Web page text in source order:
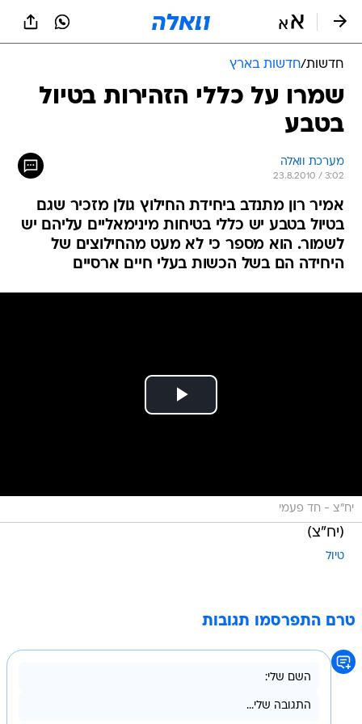
חדשות/חדשות בארץ
שמרו על כללי הזהירות בטיול
בטבע
מערכת וואלה
23.8.2010 / 3:02
אמיר רון מתנדב ביחידת החילוץ גולן מזכיר שגם
בטיול בטבע יש כללי בטיחות מינימאליים עליהם יש
לשמור. הוא מספר כי לא מעט מהחילוצים של
היחידה הם בשל הכשות בעלי חיים ארסיים
יח"צ - חד פעמי
(יח"צ)
טיול
טרם התפרסמו תגובות